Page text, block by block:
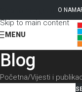
Skip to navigation
Skip to main content
O NAMA
MENU
Blog
Početna Vijesti i